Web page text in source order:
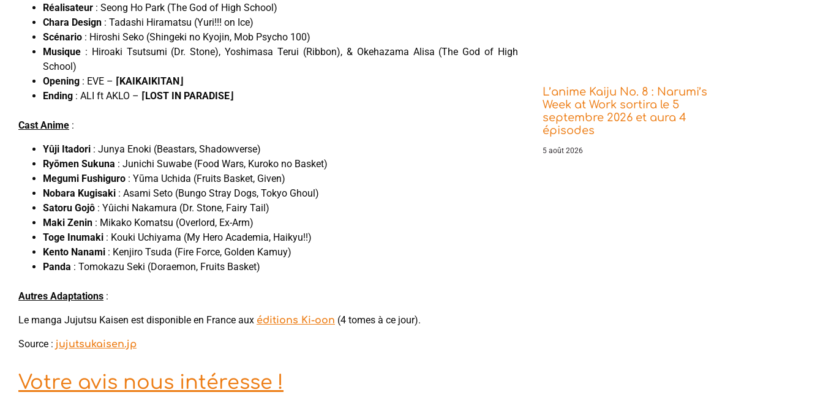
Réalisateur : Seong Ho Park (The God of High School)
Chara Design : Tadashi Hiramatsu (Yuri!!! on Ice)
Scénario : Hiroshi Seko (Shingeki no Kyojin, Mob Psycho 100)
Musique : Hiroaki Tsutsumi (Dr. Stone), Yoshimasa Terui (Ribbon), & Okehazama Alisa (The God of High
School)
Opening : EVE – ⌈KAIKAIKITAN⌋
Ending : ALI ft AKLO – ⌈LOST IN PARADISE⌋
Cast Anime :
Yûji Itadori : Junya Enoki (Beastars, Shadowverse)
Ryōmen Sukuna : Junichi Suwabe (Food Wars, Kuroko no Basket)
Megumi Fushiguro : Yūma Uchida (Fruits Basket, Given)
Nobara Kugisaki : Asami Seto (Bungo Stray Dogs, Tokyo Ghoul)
Satoru Gojô : Yûichi Nakamura (Dr. Stone, Fairy Tail)
Maki Zenin : Mikako Komatsu (Overlord, Ex-Arm)
Toge Inumaki : Kouki Uchiyama (My Hero Academia, Haikyu!!)
Kento Nanami : Kenjiro Tsuda (Fire Force, Golden Kamuy)
Panda : Tomokazu Seki (Doraemon, Fruits Basket)
Autres Adaptations :
Le manga Jujutsu Kaisen est disponible en France aux éditions Ki-oon (4 tomes à ce jour).
Source : jujutsukaisen.jp
Votre avis nous intéresse !
L’anime Kaiju No. 8 : Narumi’s
Week at Work sortira le 5
septembre 2026 et aura 4
épisodes
5 août 2026